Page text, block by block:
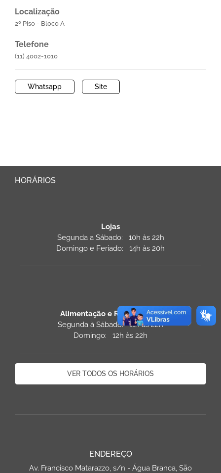
Localização
2º Piso - Bloco A
Telefone
(11) 4002-1010
Whatsapp Site
HORÁRIOS
Lojas
Segunda a Sábado: 10h às 22h
Domingo e Feriado: 14h às 20h
Alimentação e Restaurantes
Segunda à Sábado: 11h às 22h
Domingo: 12h às 22h
VER TODOS OS HORÁRIOS
ENDEREÇO
Av. Francisco Matarazzo, s/n - Água Branca, São